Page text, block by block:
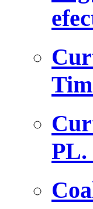
PL.